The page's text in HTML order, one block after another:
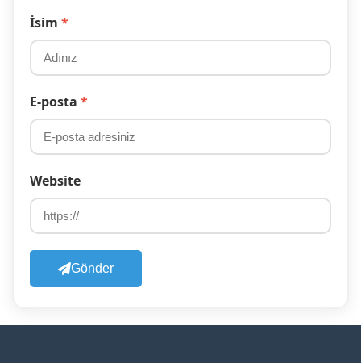
İsim *
E-posta *
Website
Gönder